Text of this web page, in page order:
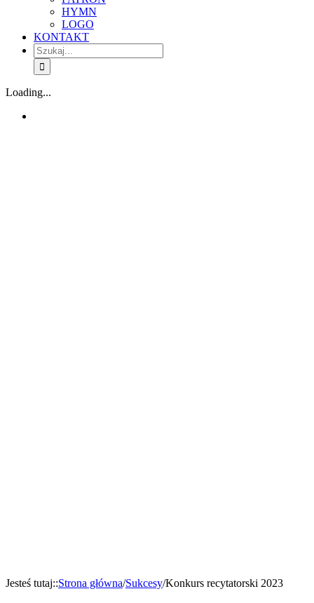
HYMN
LOGO
KONTAKT
Szukaj
Loading...
Jesteś tutaj::Strona główna/Sukcesy/Konkurs recytatorski 2023